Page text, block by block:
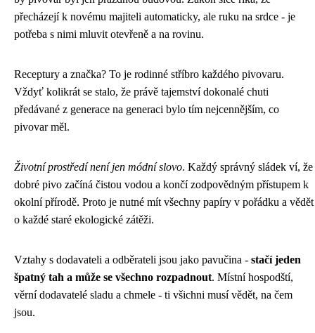
přecházejí k novému majiteli automaticky, ale ruku na srdce - je
potřeba s nimi mluvit otevřeně a na rovinu.
Receptury a značka? To je rodinné stříbro každého pivovaru.
Vždyť kolikrát se stalo, že právě tajemství dokonalé chuti
předávané z generace na generaci bylo tím nejcennějším, co
pivovar měl.
Životní prostředí není jen módní slovo. Každý správný sládek ví, že
dobré pivo začíná čistou vodou a končí zodpovědným přístupem k
okolní přírodě. Proto je nutné mít všechny papíry v pořádku a vědět
o každé staré ekologické zátěži.
Vztahy s dodavateli a odběrateli jsou jako pavučina - stačí jeden
špatný tah a může se všechno rozpadnout. Místní hospodští,
věrní dodavatelé sladu a chmele - ti všichni musí vědět, na čem
jsou.